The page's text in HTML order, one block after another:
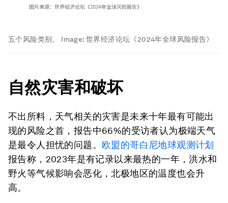
五个风险类别。 Image:世界经济论坛《2024年全球风险报告》
自然灾害和破坏
不出所料，天气相关的灾害是未来十年最有可能出
现的风险之首，报告中66%的受访者认为极端天气
是最令人担忧的问题。 欧盟的哥白尼地球观测计划
报告称，2023年是有记录以来最热的一年，洪水和
野火等气候影响会恶化，北极地区的温度也会升
高。